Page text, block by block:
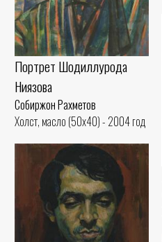
Портрет Шодиллурода
Ниязова
Собиржон Рахметов
Холст, масло (50x40) - 2004 год